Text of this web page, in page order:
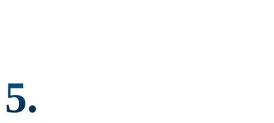
5.